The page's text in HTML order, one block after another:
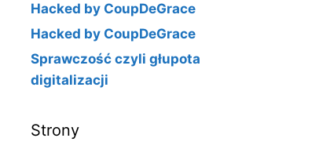
Hacked by CoupDeGrace
Hacked by CoupDeGrace
Sprawczość czyli głupota
digitalizacji
Strony